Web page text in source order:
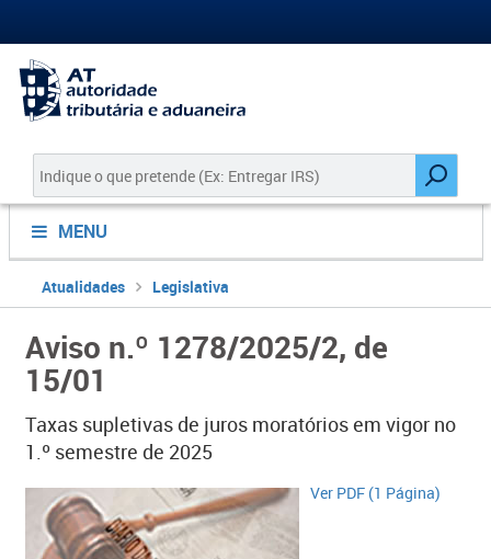
MENU
Atualidades Legislativa
Aviso n.º 1278/2025/2, de
15/01
Taxas supletivas de juros moratórios em vigor no
1.º semestre de 2025
​​​​Ver PDF (1 Página)​​​